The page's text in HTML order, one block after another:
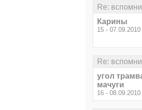
Re:
Карины
15 - 07.09.2010
Re:
угол
мачуги
16 -